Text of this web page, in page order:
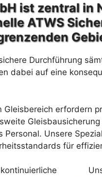
ist zentral in
ATWS
Durchführung
dabei auf eine
Gleisbereich erfordern
Unsere
für